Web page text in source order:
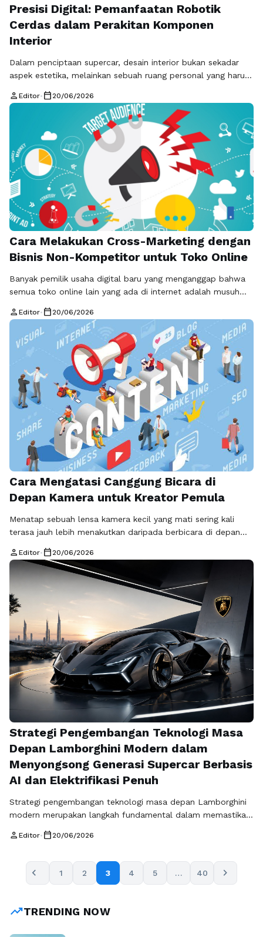
Presisi Digital: Pemanfaatan Robotik
Cerdas dalam Perakitan Komponen
Interior
Dalam penciptaan supercar, desain interior bukan sekadar
aspek estetika, melainkan sebuah ruang personal yang harus
absolut. Salah satu inovasi paling transformatif yang kini
diterapkan adalah pemanfaatan robotik cerdas dalam
perakitan komponen interior Lamborghini, sebuah sistem
yang memadukan keahlian mekanis robotik dengan
sensitivitas yang hampir mirip dengan sentuhan manusia.
Sebelum …Baca Selengkapnya
person Editor• calendar_today 20/06/2026
Cara Melakukan Cross-Marketing dengan
Bisnis Non-Kompetitor untuk Toko Online
Banyak pemilik usaha digital baru yang menganggap bahwa
semua toko online lain yang ada di internet adalah musuh
yang terlalu defensif ini membuat mereka memilih untuk
mengisolasi diri dan berjuang sendirian di tengah kerasnya
persaingan dunia maya, sambil terus menguras tabungan
demi membayar biaya iklan digital … Baca Selengkapnya
person Editor• calendar_today 20/06/2026
Cara Mengatasi Canggung Bicara di
Depan Kamera untuk Kreator Pemula
Menatap sebuah lensa kamera kecil yang mati sering kali
terasa jauh lebih menakutkan daripada berbicara di depan
yang mendadak kehilangan kata-kata, suaranya bergetar,
hingga senyumnya menjadi kaku seperti robot sesaat setelah
tombol perekaman ditekan. Rasa canggung dan tidak
nyaman ini adalah hal yang sangat wajar dialami oleh …
Baca
Selengkapnya
person Editor• calendar_today 20/06/2026
Strategi Pengembangan Teknologi Masa
Depan Lamborghini Modern dalam
Menyongsong Generasi Supercar Berbasis
AI dan Elektrifikasi Penuh
Strategi pengembangan teknologi masa depan Lamborghini
modern merupakan langkah fundamental dalam memastikan
industri otomotif global yang bergerak menuju elektrifikasi,
beradaptasi terhadap tren teknologi, tetapi juga aktif
membentuk arah masa depan supercar melalui inovasi yang
Baca Selengkapnya
person Editor• calendar_today 20/06/2026
chevron_left 1 2 3 4 5 … 40 chevron_right
trending_upTRENDING NOW